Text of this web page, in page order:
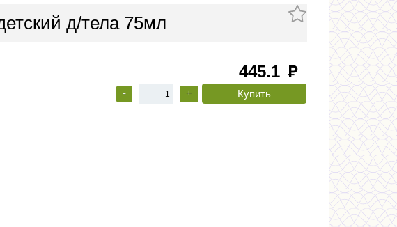
д/тела 75мл
445.1 руб
- +